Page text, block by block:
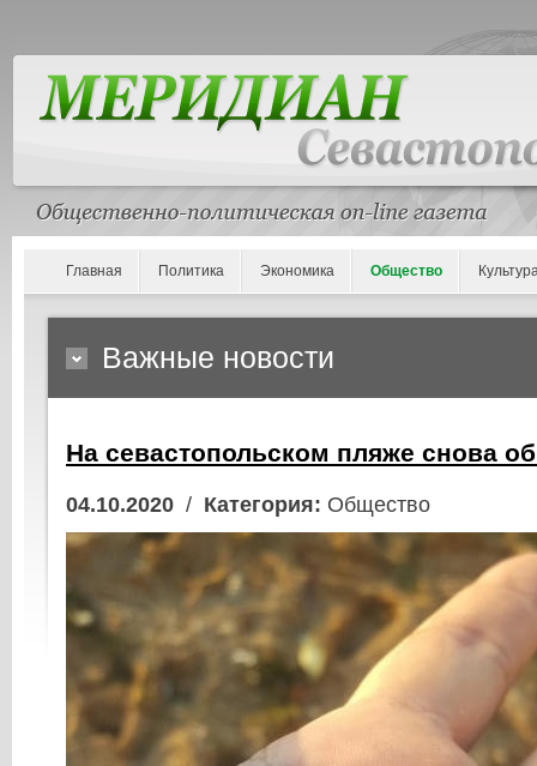
Главная Политика Экономика Общество
Важные новости
На севастопольском пляже снова
04.10.2020 / Категория: Общество